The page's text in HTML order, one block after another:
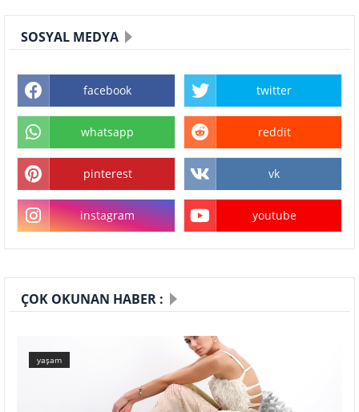
SOSYAL MEDYA
facebook twitter
whatsapp reddit
pinterest vk
instagram youtube
ÇOK OKUNAN HABER :
yaşam